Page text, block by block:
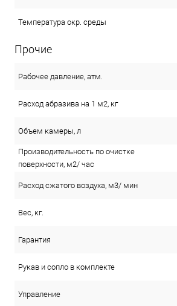
Температура окр. среды
Прочие
Рабочее давление, атм.
Расход абразива на 1 м2, кг
Объем камеры, л
Производительность по очистке
поверхности, м2/ час
Расход сжатого воздуха, м3/ мин
Вес, кг.
Гарантия
Рукав и сопло в комплекте
Управление